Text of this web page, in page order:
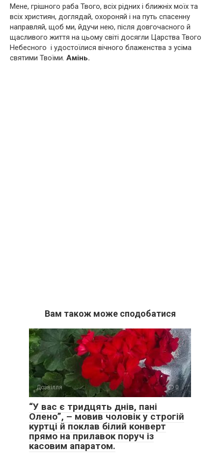
Мене, грішного раба Твого, всіх рідних і ближніх моїх та
всіх християн, доглядай, охороняй і на путь спасенну
направляй, щоб ми, йдучи нею, після довгочасного й
щасливого життя на цьому світі досягли Царства Твого
Небесного і удостоїлися вічного блаженства з усіма
святими Твоїми. Амінь.
Вам також може сподобатися
Дозвілля 0
“У вас є тридцять днів, пані
Олено”, – мовив чоловік у строгій
куртці й поклав білий конверт
прямо на прилавок поруч із
касовим апаратом.